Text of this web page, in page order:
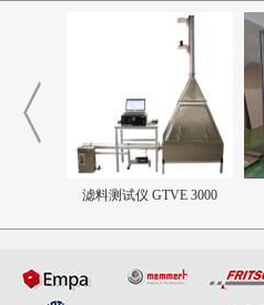
滤料测试仪 GTVE 3000